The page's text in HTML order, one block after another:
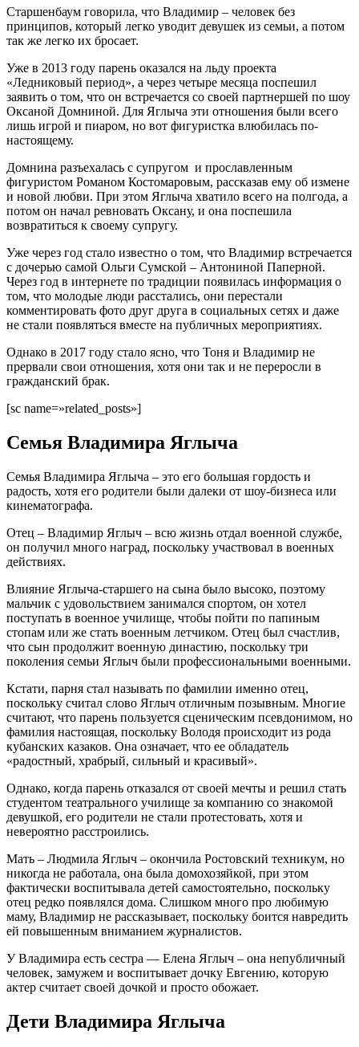
Старшенбаум говорила, что Владимир – человек без
принципов, который легко уводит девушек из семьи, а потом
так же легко их бросает.
Уже в 2013 году парень оказался на льду проекта
«Ледниковый период», а через четыре месяца поспешил
заявить о том, что он встречается со своей партнершей по шоу
Оксаной Домниной. Для Яглыча эти отношения были всего
лишь игрой и пиаром, но вот фигуристка влюбилась по-
настоящему.
Домнина разъехалась с супругом и прославленным
фигуристом Романом Костомаровым, рассказав ему об измене
и новой любви. При этом Яглыча хватило всего на полгода, а
потом он начал ревновать Оксану, и она поспешила
возвратиться к своему супругу.
Уже через год стало известно о том, что Владимир встречается
с дочерью самой Ольги Сумской – Антониной Паперной.
Через год в интернете по традиции появилась информация о
том, что молодые люди расстались, они перестали
комментировать фото друг друга в социальных сетях и даже
не стали появляться вместе на публичных мероприятиях.
Однако в 2017 году стало ясно, что Тоня и Владимир не
прервали свои отношения, хотя они так и не переросли в
гражданский брак.
[sc name=»related_posts»]
Семья Владимира Яглыча
Семья Владимира Яглыча – это его большая гордость и
радость, хотя его родители были далеки от шоу-бизнеса или
кинематографа.
Отец – Владимир Яглыч – всю жизнь отдал военной службе,
он получил много наград, поскольку участвовал в военных
действиях.
Влияние Яглыча-старшего на сына было высоко, поэтому
мальчик с удовольствием занимался спортом, он хотел
поступать в военное училище, чтобы пойти по папиным
стопам или же стать военным летчиком. Отец был счастлив,
что сын продолжит военную династию, поскольку три
поколения семьи Яглыч были профессиональными военными.
Кстати, парня стал называть по фамилии именно отец,
поскольку считал слово Яглыч отличным позывным. Многие
считают, что парень пользуется сценическим псевдонимом, но
фамилия настоящая, поскольку Володя происходит из рода
кубанских казаков. Она означает, что ее обладатель
«радостный, храбрый, сильный и красивый».
Однако, когда парень отказался от своей мечты и решил стать
студентом театрального училище за компанию со знакомой
девушкой, его родители не стали протестовать, хотя и
невероятно расстроились.
Мать – Людмила Яглыч – окончила Ростовский техникум, но
никогда не работала, она была домохозяйкой, при этом
фактически воспитывала детей самостоятельно, поскольку
отец редко появлялся дома. Слишком много про любимую
маму, Владимир не рассказывает, поскольку боится навредить
ей повышенным вниманием журналистов.
У Владимира есть сестра — Елена Яглыч – она непубличный
человек, замужем и воспитывает дочку Евгению, которую
актер считает своей дочкой и просто обожает.
Дети Владимира Яглыча